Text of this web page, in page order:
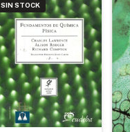
SIN STOCK